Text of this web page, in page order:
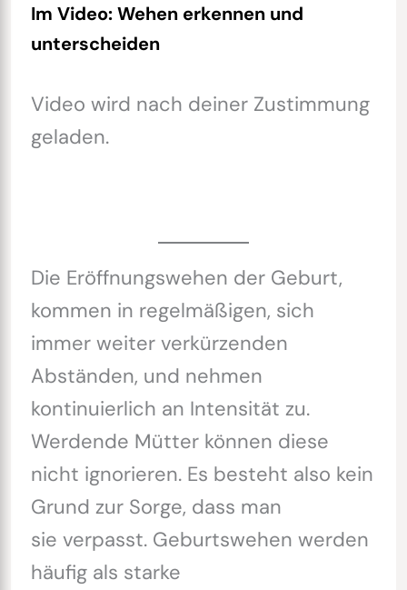
Im Video: Wehen erkennen und
unterscheiden
Video wird nach deiner Zustimmung
geladen.
Die Eröffnungswehen der Geburt,
kommen in regelmäßigen, sich
immer weiter verkürzenden
Abständen, und nehmen
kontinuierlich an Intensität zu.
Werdende Mütter können diese
nicht ignorieren. Es besteht also kein
Grund zur Sorge, dass man
sie verpasst. Geburtswehen werden
häufig als starke